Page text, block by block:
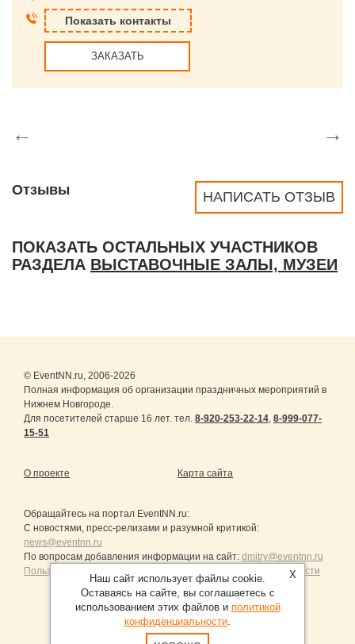
Показать контакты
ЗАКАЗАТЬ
← →
НАПИСАТЬ ОТЗЫВ
Отзывы
ПОКАЗАТЬ ОСТАЛЬНЫХ УЧАСТНИКОВ
РАЗДЕЛА ВЫСТАВОЧНЫЕ ЗАЛЫ, МУЗЕИ
© EventNN.ru, 2006-2026
Полная информация об организации праздничных мероприятий в
Нижнем Новгороде.
Для посетителей старше 16 лет. тел. 8-920-253-22-14, 8-999-077-
15-51
О проекте Карта сайта
Обращайтесь на портал EventNN.ru:
С новостями, пресс-релизами и разумной критикой:
news@eventnn.ru
По вопросам добавления информации на сайт: dmitry@eventnn.ru
Пользовательское Соглашение и политика конфиденциальности
Продвижение сайтов Санкт-Петербург
X
Наш сайт использует файлы cookie.
Оставаясь на сайте, вы соглашаетесь с
использованием этих файлов и политикой
конфиденциальности.